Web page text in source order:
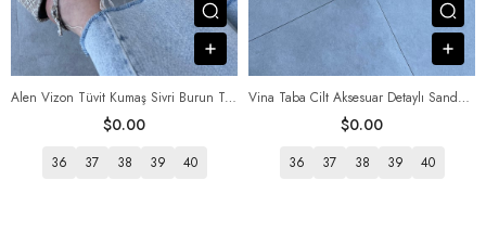
Alen Vizon Tüvit Kumaş Sivri Burun Toka Detaylı Kadın Ayakkabısı
$0.00
Посмотреть товар
В корзину
36 37 38 39 40
Vina Taba Cilt Aksesuar Detaylı Sandalet
$0.00
36 37 38 39 40